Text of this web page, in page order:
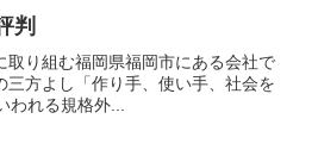
判
り組む福岡県福岡市にある会社で
方よし「作り手、使い手、社会を
れる規格外...